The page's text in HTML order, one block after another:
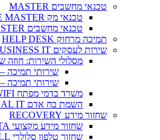
טכנאי מחשבים MASTER
טכנאי מק APPLE MASTER
טכנאי מחשבים PC MASTER
תמיכה מרחוק HELP DESK
שירות לעסקים BUSINESS IT
מסלולי השירות: חוזה
שירותי תמיכה
שירותי תמיכה –
משרד בדמי מפתח WLAN\LAN\WIFI
השמת כח אדם PERSONAL IT
שחזור מידע RECOVERY
שחזור מידע מקצועי RECOVERY DATA
שחזור טלפון סלולרי RECOVERY CELL